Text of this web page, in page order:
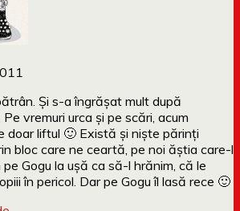
Și s-a îngrășat mult după
vremuri urca și pe scări, acum
doar liftul 🙂 Există și niște părinți
bloc care ne ceartă, pe noi ăștia care-l
Gogu la ușă ca să-l hrănim, că le
în pericol. Dar pe Gogu îl lasă rece 🙂